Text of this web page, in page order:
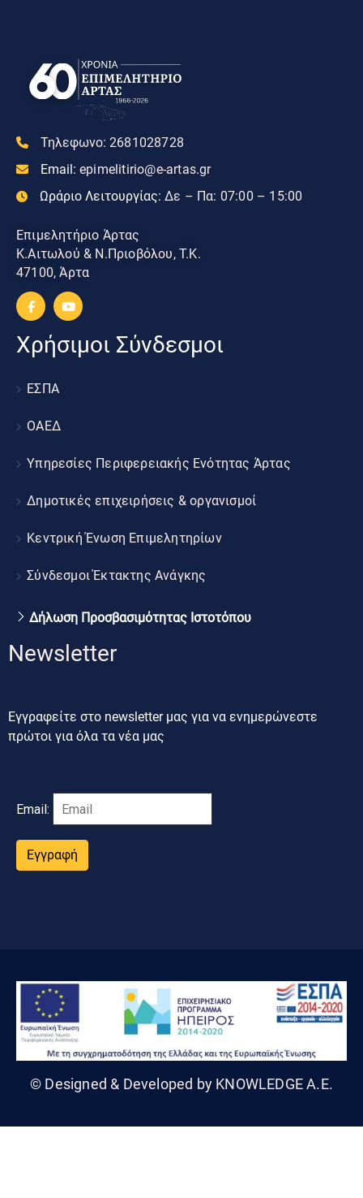
Τηλεφωνο: 2681028728
Email: epimelitirio@e-artas.gr
Ωράριο Λειτουργίας: Δε – Πα: 07:00 – 15:00
Επιμελητήριο Άρτας
Κ.Αιτωλού & Ν.Πριοβόλου, Τ.Κ.
47100, Άρτα
Χρήσιμοι Σύνδεσμοι
ΕΣΠΑ
ΟΑΕΔ
Υπηρεσίες Περιφερειακής Ενότητας Άρτας
Δημοτικές επιχειρήσεις & οργανισμοί
Κεντρική Ένωση Επιμελητηρίων
Σύνδεσμοι Έκτακτης Ανάγκης
Δήλωση Προσβασιμότητας Ιστοτόπου
Newsletter
Εγγραφείτε στο newsletter μας για να ενημερώνεστε
πρώτοι για όλα τα νέα μας
Email:
Εγγραφή
© Designed & Developed by KNOWLEDGE A.E.